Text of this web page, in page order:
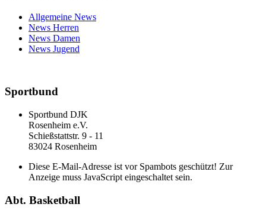
Allgemeine News
News Herren
News Damen
News Jugend
Sportbund
Sportbund DJK
Rosenheim e.V.
Schießstattstr. 9 - 11
83024 Rosenheim
Diese E-Mail-Adresse ist vor Spambots geschützt! Zur
Anzeige muss JavaScript eingeschaltet sein.
Abt. Basketball